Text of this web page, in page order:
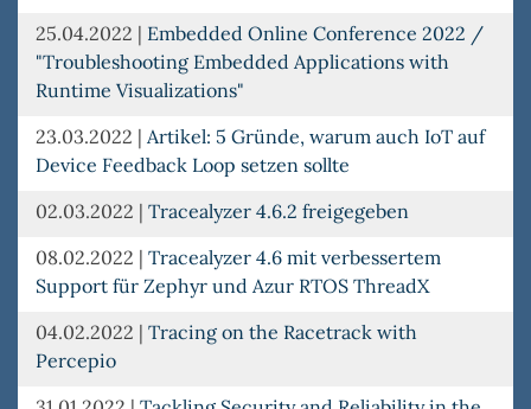
25.04.2022 | Embedded Online Conference 2022 /
"Troubleshooting Embedded Applications with
Runtime Visualizations"
23.03.2022 | Artikel: 5 Gründe, warum auch IoT auf
Device Feedback Loop setzen sollte
02.03.2022 | Tracealyzer 4.6.2 freigegeben
08.02.2022 | Tracealyzer 4.6 mit verbessertem
Support für Zephyr und Azur RTOS ThreadX
04.02.2022 | Tracing on the Racetrack with
Percepio